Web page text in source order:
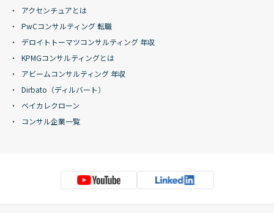
アクセンチュアとは
PwCコンサルティング 転職
デロイトトーマツコンサルティング 年収
KPMGコンサルティングとは
アビームコンサルティング 年収
Dirbato（ディルバート）
ベイカレクローン
コンサル企業一覧